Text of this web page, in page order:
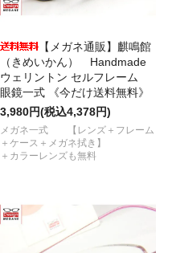
【メガネ通販】麒鳴館
（きめいかん） Handmade
ウェリントン セルフレーム
眼鏡一式 《今だけ送料無料》
3,980円(税込4,378円)
メガネ一式 【レンズ＋フレーム
＋ケース＋メガネ拭き】
＋カラーレンズも無料